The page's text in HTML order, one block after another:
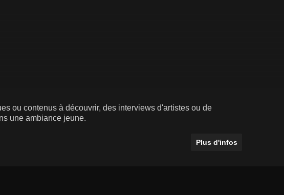
ou contenus à découvrir, des interviews d'artistes ou de
une ambiance jeune.
Plus d'infos